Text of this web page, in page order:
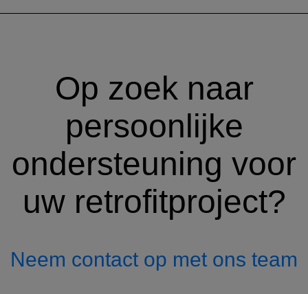
Op zoek naar
persoonlijke
ondersteuning voor
uw retrofitproject?
Neem contact op met ons team